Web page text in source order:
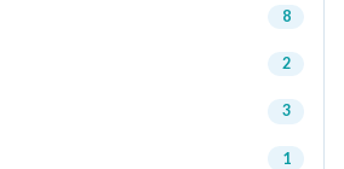
8
2
3
1